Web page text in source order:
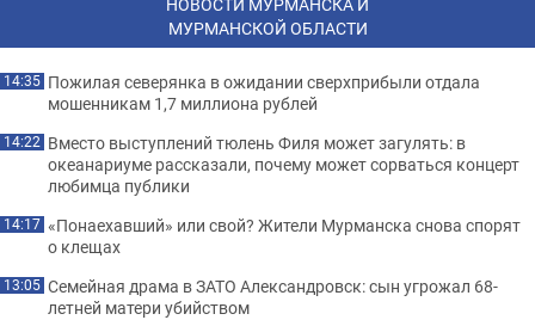
МУРМАНСКОЙ ОБЛАСТИ
14:35 Пожилая северянка в ожидании сверхприбыли отдала
мошенникам 1,7 миллиона рублей
14:22 Вместо выступлений тюлень Филя может загулять: в
океанариуме рассказали, почему может сорваться концерт
любимца публики
14:17 «Понаехавший» или свой? Жители Мурманска снова спорят
о клещах
13:05 Семейная драма в ЗАТО Александровск: сын угрожал 68-
летней матери убийством